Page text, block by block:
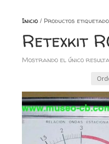
Inicio/ Productos
Retexkit
Mostrando el único